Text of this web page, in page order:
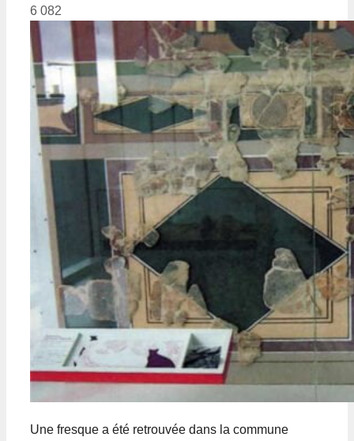
6 082
Une fresque a été retrouvée dans la commune